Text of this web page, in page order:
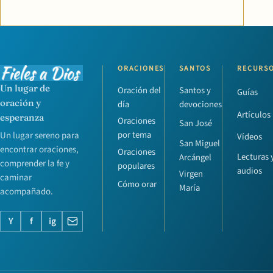
Un lugar de
oración y
esperanza
Un lugar sereno para
encontrar oraciones,
comprender la fe y
caminar
acompañado.
Y f ig
ORACIONES
Oración del
día
Oraciones
por tema
Oraciones
populares
Cómo orar
SANTOS
Santos y
devociones
San José
San Miguel
Arcángel
Virgen
María
Guías
Artículos
Vídeos
Lecturas
audios